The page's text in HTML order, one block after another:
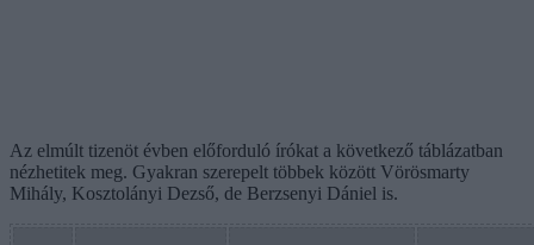
Az elmúlt tizenöt évben előforduló írókat a következő táblázatban
nézhetitek meg. Gyakran szerepelt többek között Vörösmarty
Mihály, Kosztolányi Dezső, de Berzsenyi Dániel is.